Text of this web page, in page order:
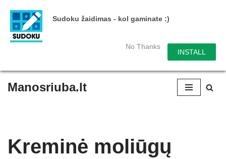
Sudoku žaidimas - kol gaminate :)
No Thanks
INSTALL
content
Manosriuba.lt
Kreminė moliūgų